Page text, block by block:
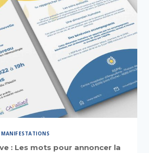
: Les mots pour annoncer la